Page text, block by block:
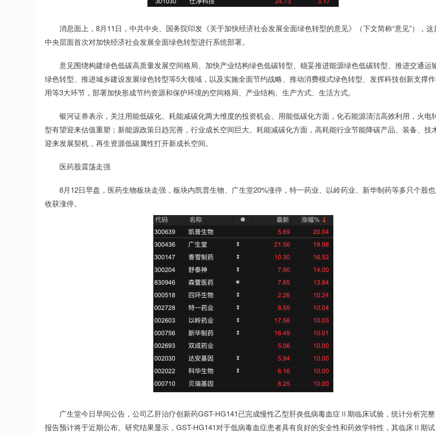
消息面上，8月11日，中共中央、国务院印发《关于加快经济社会发展全面绿色转型的意见》（下文简称“意见”），这
中央层面首次对加快经济社会发展全面绿色转型进行系统部署。
意见围绕构建绿色低碳高质量发展空间格局、加快产业结构绿色低碳转型、稳妥推进能源绿色低碳转型、推进交通运
绿色转型、推进城乡建设发展绿色转型等5大领域，以及实施全面节约战略、推动消费模式绿色转型、发挥科技创新支撑作
用等3大环节，部署加快形成节约资源和保护环境的空间格局、产业结构、生产方式、生活方式。
银河证券表示，关注用能低碳化、耗能减碳化两大维度的投资机会。用能低碳化方面，化石能源清洁高效利用，火电
型有望迎来估值重塑；新能源政策日趋完善，行业成长空间巨大。耗能减碳化方面，高耗能行业节能降碳产品、装备、技
迎来发展契机，再生资源低碳属性打开新成长空间。
医药股震荡走强
8月12日早盘，医药生物板块走强，板块内凯普生物、广生堂20%涨停，特一药业、以岭药业、新华制药等多只个股也
收获涨停。
广生堂今日早间公告，公司乙肝治疗创新药GST-HG141已完成慢性乙型肝炎低病毒血症Ⅱ期临床试验，统计分析完整
报告预计将于近期公布。研究结果显示，GST-HG141对于低病毒血症患者具有良好的安全性和药效学特性，其临床Ⅱ期试